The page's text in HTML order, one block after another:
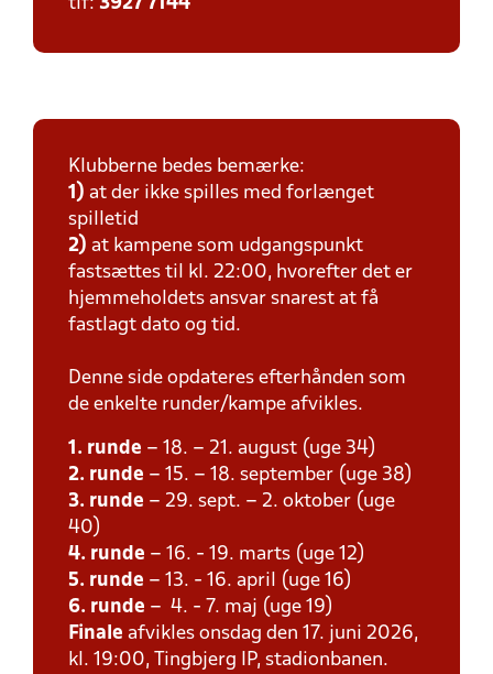
tlf: 3927 7144
Klubberne bedes bemærke:
1) at der ikke spilles med forlænget
spilletid
2) at kampene som udgangspunkt
fastsættes til kl. 22:00, hvorefter det er
hjemmeholdets ansvar snarest at få
fastlagt dato og tid.
Denne side opdateres efterhånden som
de enkelte runder/kampe afvikles.
1. runde – 18. – 21. august (uge 34)
2. runde – 15. – 18. september (uge 38)
3. runde – 29. sept. – 2. oktober (uge
40)
4. runde – 16. - 19. marts (uge 12)
5. runde – 13. - 16. april (uge 16)
6. runde – 4. - 7. maj (uge 19)
Finale afvikles onsdag den 17. juni 2026,
kl. 19:00, Tingbjerg IP, stadionbanen.